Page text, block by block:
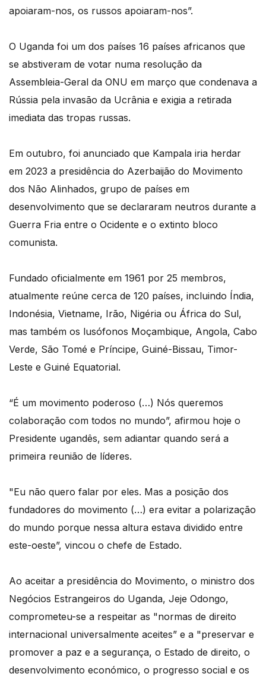
apoiaram-nos, os russos apoiaram-nos”.
O Uganda foi um dos países 16 países africanos que
se abstiveram de votar numa resolução da
Assembleia-Geral da ONU em março que condenava a
Rússia pela invasão da Ucrânia e exigia a retirada
imediata das tropas russas.
Em outubro, foi anunciado que Kampala iria herdar
em 2023 a presidência do Azerbaijão do Movimento
dos Não Alinhados, grupo de países em
desenvolvimento que se declararam neutros durante a
Guerra Fria entre o Ocidente e o extinto bloco
comunista.
Fundado oficialmente em 1961 por 25 membros,
atualmente reúne cerca de 120 países, incluindo Índia,
Indonésia, Vietname, Irão, Nigéria ou África do Sul,
mas também os lusófonos Moçambique, Angola, Cabo
Verde, São Tomé e Príncipe, Guiné-Bissau, Timor-
Leste e Guiné Equatorial.
“É um movimento poderoso (…) Nós queremos
colaboração com todos no mundo”, afirmou hoje o
Presidente ugandês, sem adiantar quando será a
primeira reunião de líderes.
"Eu não quero falar por eles. Mas a posição dos
fundadores do movimento (…) era evitar a polarização
do mundo porque nessa altura estava dividido entre
este-oeste”, vincou o chefe de Estado.
Ao aceitar a presidência do Movimento, o ministro dos
Negócios Estrangeiros do Uganda, Jeje Odongo,
comprometeu-se a respeitar as "normas de direito
internacional universalmente aceites” e a "preservar e
promover a paz e a segurança, o Estado de direito, o
desenvolvimento económico, o progresso social e os